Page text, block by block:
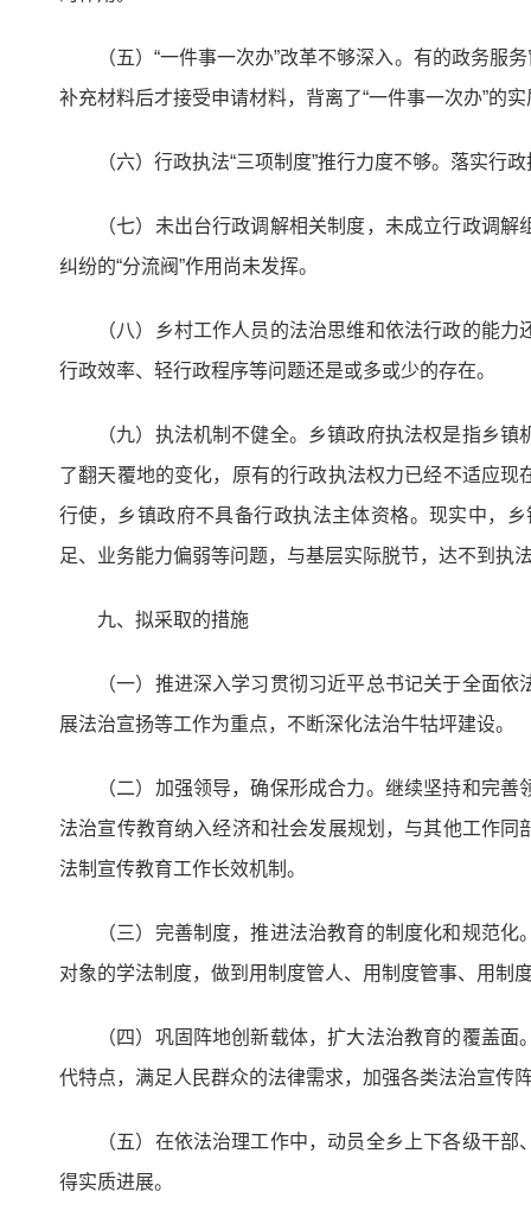
（五）“一件事一次办”改革不够深入。有的政务
补充材料后才接受申请材料，背离了“一件事一次办”的
（六）行政执法“三项制度”推行力度不够。落实
（七）未出台行政调解相关制度，未成立行政调
纠纷的“分流阀”作用尚未发挥。
（八）乡村工作人员的法治思维和依法行政的能
行政效率、轻行政程序等问题还是或多或少的存在。
（九）执法机制不健全。乡镇政府执法权是指乡
了翻天覆地的变化，原有的行政执法权力已经不适应
行使，乡镇政府不具备行政执法主体资格。现实中，
足、业务能力偏弱等问题，与基层实际脱节，达不到执
九、拟采取的措施
（一）推进深入学习贯彻习近平总书记关于全面
展法治宣扬等工作为重点，不断深化法治牛牯坪建设。
（二）加强领导，确保形成合力。继续坚持和完
法治宣传教育纳入经济和社会发展规划，与其他工作
法制宣传教育工作长效机制。
（三）完善制度，推进法治教育的制度化和规范
对象的学法制度，做到用制度管人、用制度管事、用制
（四）巩固阵地创新载体，扩大法治教育的覆盖
代特点，满足人民群众的法律需求，加强各类法治宣传
（五）在依法治理工作中，动员全乡上下各级干
得实质进展。